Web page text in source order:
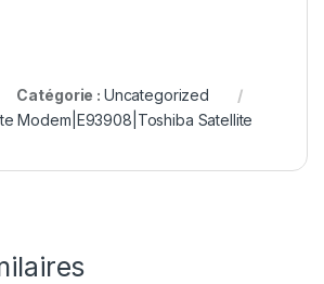
Catégorie : Uncategorized
Modem|E93908|Toshiba Satellite